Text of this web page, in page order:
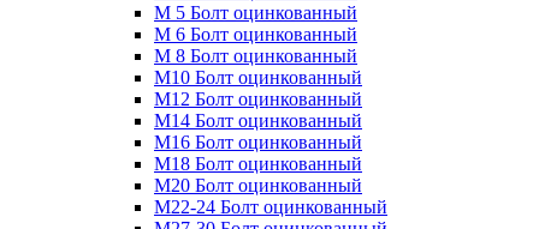
М 5 Болт оцинкованный
М 6 Болт оцинкованный
М 8 Болт оцинкованный
М10 Болт оцинкованный
М12 Болт оцинкованный
М14 Болт оцинкованный
М16 Болт оцинкованный
М18 Болт оцинкованный
М20 Болт оцинкованный
М22-24 Болт оцинкованный